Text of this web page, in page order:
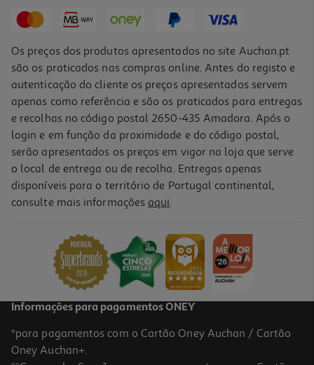
Os preços dos produtos apresentados no site Auchan.pt
são os praticados nas compras online. Antes do registo e
autenticação do cliente os preços apresentados servem
apenas como referência e são os praticados para entregas
e recolhas no código postal 2650-435 Amadora. Após o
login e em função da proximidade e do código postal,
serão apresentados os preços em vigor na loja que serve
o local de entrega ou de recolha. Entregas apenas
disponíveis para o território de Portugal continental,
consulte mais informações aqui.
Informações para pagamentos ONEY
*para pagamentos com o Cartão Oney Auchan / Cartão
Oney Auchan+.